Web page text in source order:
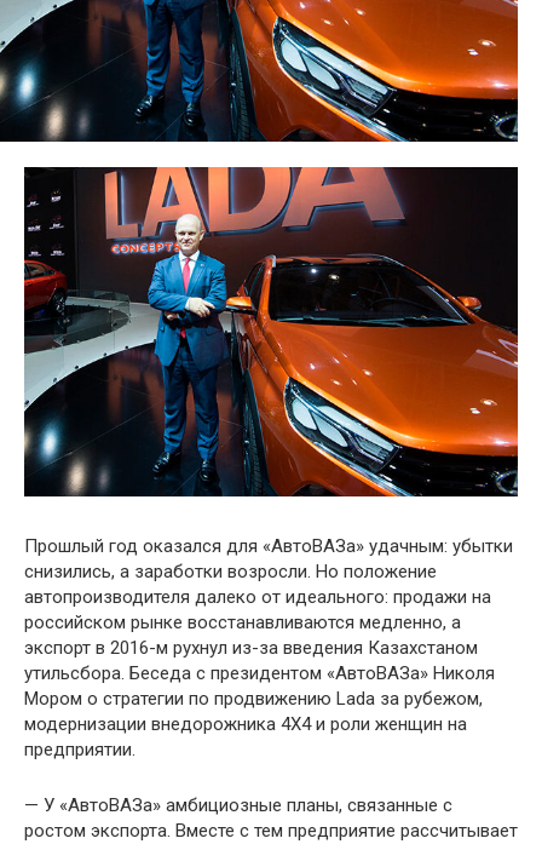
Прошлый год оказался для «АвтоВАЗа» удачным: убытки
снизились, а заработки возросли. Но положение
автопроизводителя далеко от идеального: продажи на
российском рынке восстанавливаются медленно, а
экспорт в 2016-м рухнул из-за введения Казахстаном
утильсбора. Беседа с президентом «АвтоВАЗа» Николя
Мором о стратегии по продвижению Lada за рубежом,
модернизации внедорожника 4Х4 и роли женщин на
предприятии.
— У «АвтоВАЗа» амбициозные планы, связанные с
ростом экспорта. Вместе с тем предприятие рассчитывает